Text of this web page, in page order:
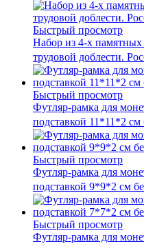
Быстрый просмотр
Набор из 4-х памятных
трудовой доблести.
Быстрый просмотр
Футляр-рамка для
подставкой 11*11*2 см
Быстрый просмотр
Футляр-рамка для
подставкой 9*9*2 см
Быстрый просмотр
Футляр-рамка для